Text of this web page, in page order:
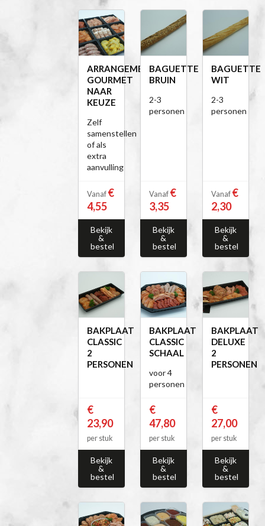
ARRANGEMENT
GOURMET
NAAR
KEUZE
Zelf
samenstellen
of als
extra
aanvulling
Vanaf €
4,55
Bekijk
&
bestel
BAGUETTE
BRUIN
2-3
personen
Vanaf €
3,35
Bekijk
&
bestel
BAGUETTE
WIT
2-3
personen
Vanaf €
2,30
Bekijk
&
bestel
BAKPLAAT
CLASSIC
2
PERSONEN
€
23,90
per stuk
Bekijk
&
bestel
BAKPLAAT
CLASSIC
SCHAAL
voor 4
personen
€
47,80
per stuk
Bekijk
&
bestel
BAKPLAAT
DELUXE
2
PERSONEN
€
27,00
per stuk
Bekijk
&
bestel